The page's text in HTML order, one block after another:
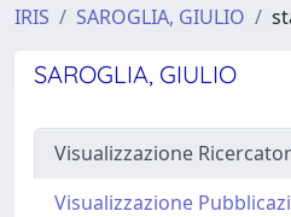
IRIS SAROGLIA, GIULIO
SAROGLIA, GIULIO
Visualizzazione
Visualizzazione